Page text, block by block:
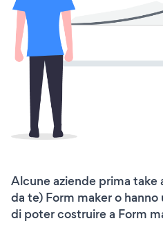
Alcune aziende prima take
da te) Form maker o
di poter costruire a Form